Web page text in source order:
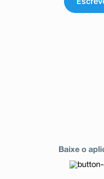
graves para exigir
incluindo urticária,
Informe ao seu
pelo uso do
Baixe o